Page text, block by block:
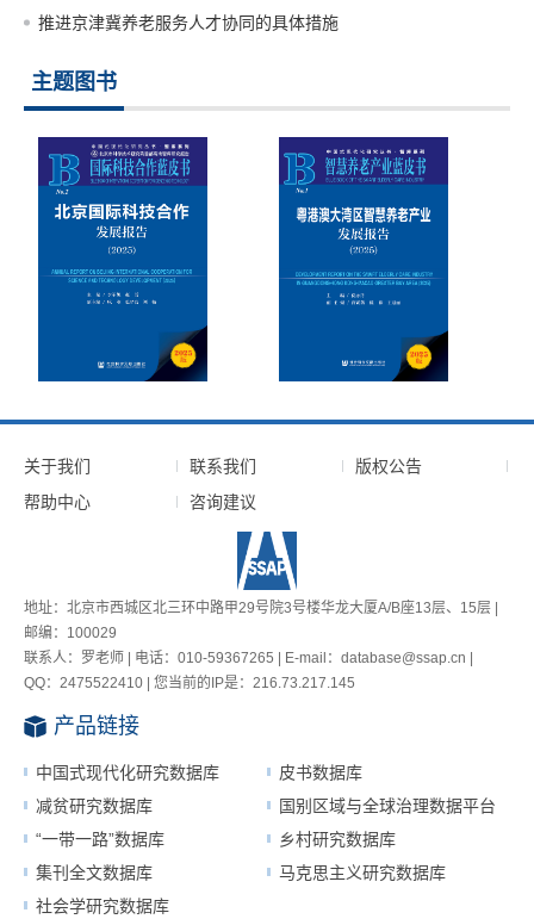
推进京津冀养老服务人才协同的具体措施
主题图书
关于我们 联系我们
版权公告
帮助中心
咨询建议
地址：北京市西城区北三环中路甲29号院3号楼华龙大厦A/B座13层、15层 |
邮编：100029
联系人：罗老师 | 电话：010-59367265 | E-mail：database@ssap.cn |
QQ：2475522410 | 您当前的IP是： 216.73.217.145
产品链接
中国式现代化研究数据库
皮书数据库
减贫研究数据库
国别区域与全球治理数据平台
“一带一路”数据库
乡村研究数据库
集刊全文数据库
马克思主义研究数据库
社会学研究数据库